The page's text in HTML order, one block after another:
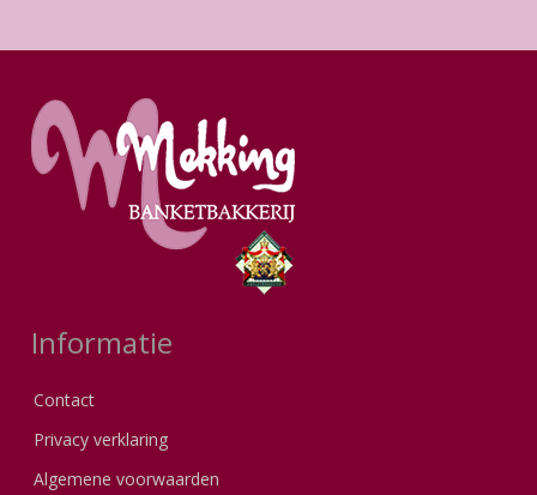
Informatie
Contact
Privacy verklaring
Algemene voorwaarden